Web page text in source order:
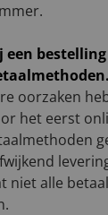
een
oorzaken
het eerst
niet alle